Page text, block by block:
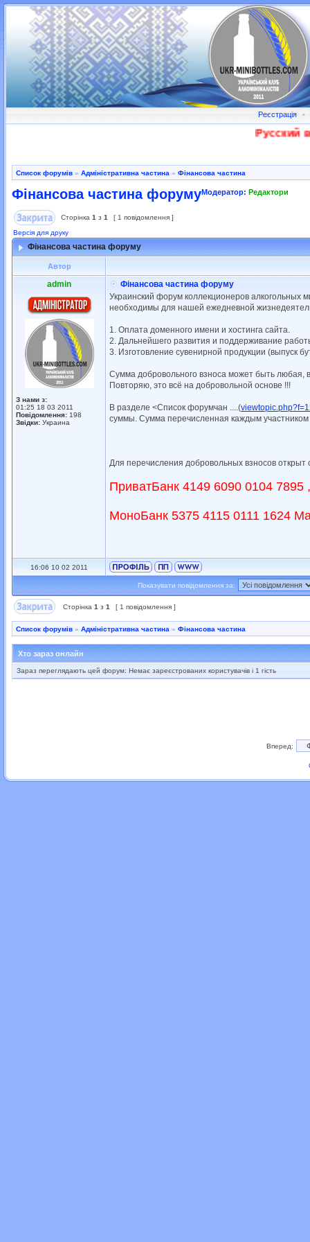
Реєстрація •
Русский
Список форумів » Адміністративна частина » Фінансова частина
Фінансова частина форумуМодератор: Редактори
Сторінка 1 з 1
[ 1 повідомлення ]
Версія для друку
Фінансова частина форуму
Автор
admin
З нами з:
01:25 18 03 2011
Повідомлення: 198
Звідки: Украина
Фінансова частина форуму
Украинский форум коллекционеров алкогольных
необходимы для нашей ежедневной
1. Оплата доменного имени и хостинга сайта.
2. Дальнейшего развития и поддерживание
3. Изготовление сувенирной продукции (выпуск
Сумма добровольного взноса может быть любая,
Повторяю, это всё на добровольной основе !!!
В разделе <Список форумчан ....(
суммы. Сумма перечисленная каждым
Для перечисления добровольных взносов открыт
ПриватБанк 4149 6090 0104
МоноБанк 5375 4115 0111 1624
16:06 10 02 2011
Показувати повідомлення за:
Сторінка 1 з 1 [ 1 повідомлення ]
Список форумів » Адміністративна частина » Фінансова частина
Хто зараз онлайн
Зараз переглядають цей форум: Немає зареєстрованих користувачів і 1 гість
Вперед: